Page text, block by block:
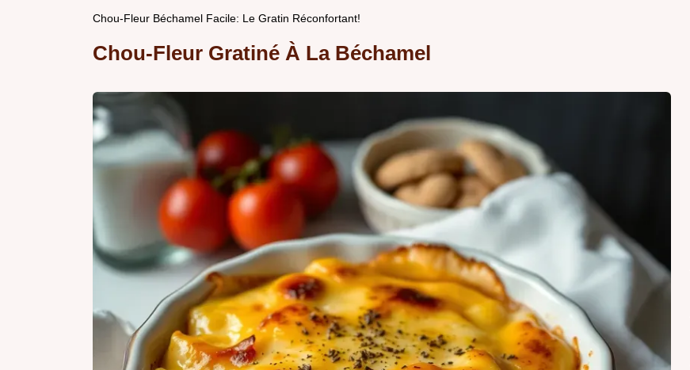
Chou-Fleur Béchamel Facile: Le Gratin Réconfortant!
Chou-Fleur Gratiné À La Béchamel